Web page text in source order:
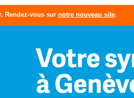
Rendez-vous sur notre nouveau site.